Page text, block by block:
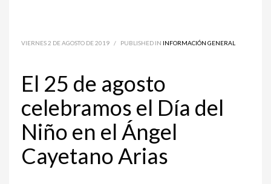
VIERNES 2 DE AGOSTO DE 2019 / PUBLISHED IN INFORMACIÓN GENERAL
El 25 de agosto
celebramos el Día del
Niño en el Ángel
Cayetano Arias